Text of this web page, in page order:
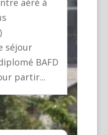
aéré à
séjour
BAFD
partir...